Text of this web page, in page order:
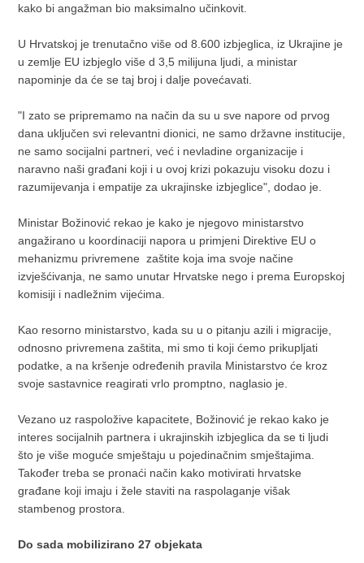
kako bi angažman bio maksimalno učinkovit.
U Hrvatskoj je trenutačno više od 8.600 izbjeglica, iz Ukrajine je
u zemlje EU izbjeglo više d 3,5 milijuna ljudi, a ministar
napominje da će se taj broj i dalje povećavati.
"I zato se pripremamo na način da su u sve napore od prvog
dana uključen svi relevantni dionici, ne samo državne institucije,
ne samo socijalni partneri, već i nevladine organizacije i
naravno naši građani koji i u ovoj krizi pokazuju visoku dozu i
razumijevanja i empatije za ukrajinske izbjeglice", dodao je.
Ministar Božinović rekao je kako je njegovo ministarstvo
angažirano u koordinaciji napora u primjeni Direktive EU o
mehanizmu privremene zaštite koja ima svoje načine
izvješćivanja, ne samo unutar Hrvatske nego i prema Europskoj
komisiji i nadležnim vijećima.
Kao resorno ministarstvo, kada su u o pitanju azili i migracije,
odnosno privremena zaštita, mi smo ti koji ćemo prikupljati
podatke, a na kršenje određenih pravila Ministarstvo će kroz
svoje sastavnice reagirati vrlo promptno, naglasio je.
Vezano uz raspoložive kapacitete, Božinović je rekao kako je
interes socijalnih partnera i ukrajinskih izbjeglica da se ti ljudi
što je više moguće smještaju u pojedinačnim smještajima.
Također treba se pronaći način kako motivirati hrvatske
građane koji imaju i žele staviti na raspolaganje višak
stambenog prostora.
Do sada mobilizirano 27 objekata